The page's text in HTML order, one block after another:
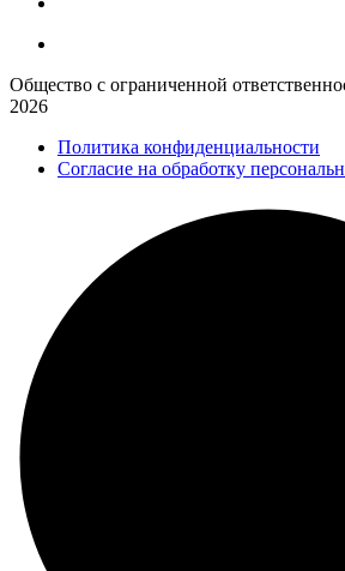
Общество с ограниченной
2026
Политика конфиденциальности
Согласие на обработку